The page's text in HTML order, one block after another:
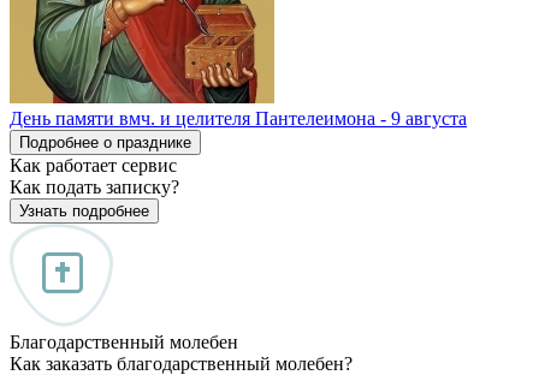
День памяти вмч. и целителя Пантелеимона - 9 августа
Подробнее о празднике
Как работает сервис
Как подать записку?
Узнать подробнее
Благодарственный молебен
Как заказать благодарственный молебен?